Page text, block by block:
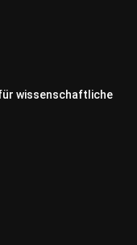
wissenschaftliche